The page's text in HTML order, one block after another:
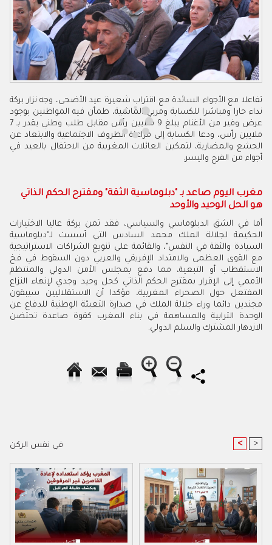
تفاعلا مع الأجواء السائدة مع اقتراب شعيرة عيد الأضحى، وجه نزار بركة
نداء حارا ومباشرا للكسابة ومربي الماشية، طمأن فيه المواطنين بوجود
عرض وفير من الأغنام يبلغ 9 ملايين رأس مقابل طلب وطني يقدر بـ 7
ملايين رأس، ودعا الكسابة إلى مراعاة الظروف الاجتماعية والابتعاد عن
الجشع والمضاربة، لتمكين العائلات المغربية من الاحتفال بالعيد في
أجواء من الفرح واليسر.
مغرب اليوم صاعد بـ "دبلوماسية الثقة" ومقترح الحكم الذاتي
هو الحل الوحيد والأوحد
أما في الشق الدبلوماسي والسياسي، فقد ثمن بركة عاليا الاختيارات
الحكيمة لجلالة الملك محمد السادس التي أسست لـ"دبلوماسية
السيادة والثقة في النفس"، والقائمة على تنويع الشراكات الاستراتيجية
مع القوى العظمى والامتداد الإفريقي والعربي دون السقوط في فخ
الاستقطاب أو التبعية، مما دفع بمجلس الأمن الدولي والمنتظم
الأممي إلى الإقرار بمقترح الحكم الذاتي كحل وحيد وجدي لإنهاء النزاع
المفتعل حول الصحراء المغربية، مؤكدا أن الاستقلاليين سيبقون
مجندين دائما وراء جلالة الملك في صدارة التعبئة الوطنية للدفاع عن
الوحدة الترابية والمساهمة في بناء المغرب كقوة صاعدة تحتضن
الازدهار المشترك والسلم الدولي.
في نفس الركن < >